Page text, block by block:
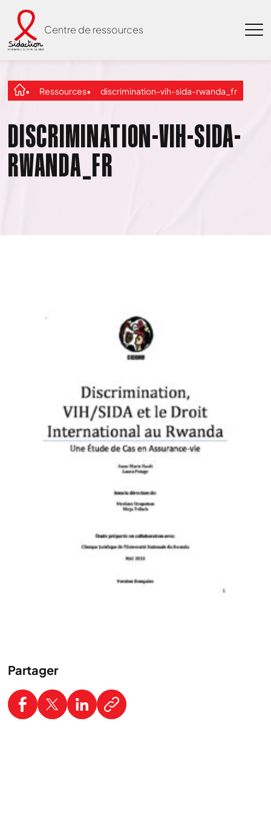
Centre de ressources
Ressources discrimination-vih-sida-rwanda_fr
DISCRIMINATION-VIH-SIDA-
RWANDA_FR
Partager